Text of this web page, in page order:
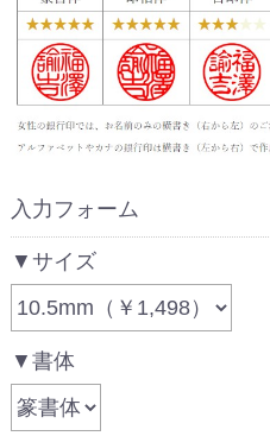
入力フォーム
▼サイズ
▼書体